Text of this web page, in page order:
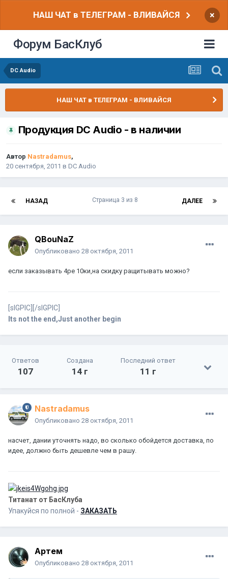
НАШ ЧАТ в ТЕЛЕГРАМ - ВЛИВАЙСЯ ×
Форум БасКлуб
DC Audio
НАШ ЧАТ в ТЕЛЕГРАМ - ВЛИВАЙСЯ
Продукция DC Audio - в наличии
Автор Nastradamus,
20 сентября, 2011 в DC Audio
НАЗАД ДАЛЕЕ
Страница 3 из 8
QBouNaZ
Опубликовано 28 октября, 2011
если заказывать 4ре 10ки,на скидку ращитывать можно?
[sIGPIC][/sIGPIC]
Its not the end,Just another begin
Ответов
107
Создана
14 г
Последний ответ
11 г
Nastradamus
Опубликовано 28 октября, 2011
насчет, дании уточнять надо, во сколько обойдется доставка, по
идее, должно быть дешевле чем в рашу.
Титанат от БасКлуба
Упакуйся по полной - ЗАКАЗАТЬ
Артем
Опубликовано 28 октября, 2011